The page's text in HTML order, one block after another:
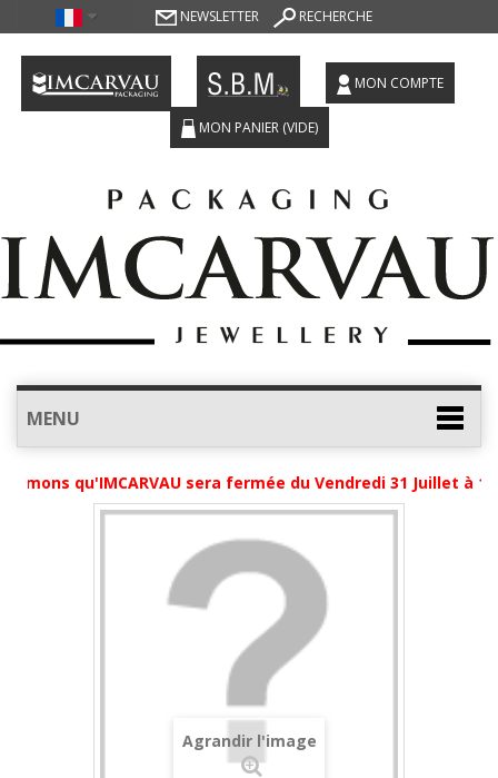
NEWSLETTER RECHERCHE
MON COMPTE
MON PANIER (VIDE)
MENU
qu'IMCARVAU sera fermée du Vendredi 31 Juillet à
Agrandir l'image